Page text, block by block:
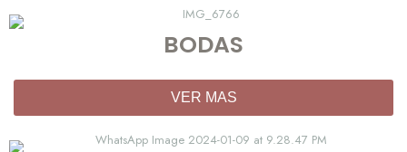
BODAS
VER MAS